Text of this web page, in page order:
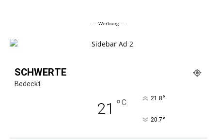
— Werbung —
SCHWERTE
Bedeckt
21 °C 21.8°
20.7°